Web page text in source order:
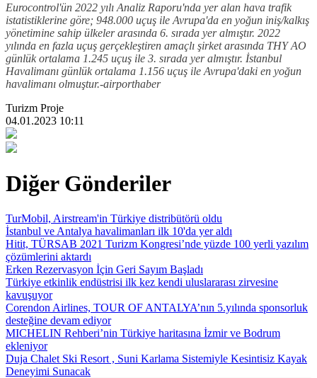
Eurocontrol'ün 2022 yılı Analiz Raporu'nda yer alan hava trafik
istatistiklerine göre; 948.000 uçuş ile Avrupa'da en yoğun iniş/kalkış
yönetimine sahip ülkeler arasında 6. sırada yer almıştır. 2022
yılında en fazla uçuş gerçekleştiren amaçlı şirket arasında THY AO
günlük ortalama 1.245 uçuş ile 3. sırada yer almıştır. İstanbul
Havalimanı günlük ortalama 1.156 uçuş ile Avrupa'daki en yoğun
havalimanı olmuştur.-airporthaber
Turizm Proje
04.01.2023 10:11
Diğer Gönderiler
TurMobil, Airstream'in Türkiye distribütörü oldu
İstanbul ve Antalya havalimanları ilk 10'da yer aldı
Hitit, TÜRSAB 2021 Turizm Kongresi’nde yüzde 100 yerli yazılım
çözümlerini aktardı
Erken Rezervasyon İçin Geri Sayım Başladı
Türkiye etkinlik endüstrisi ilk kez kendi uluslararası zirvesine
kavuşuyor
Corendon Airlines, TOUR OF ANTALYA’nın 5.yılında sponsorluk
desteğine devam ediyor
MICHELIN Rehberi’nin Türkiye haritasına İzmir ve Bodrum
ekleniyor
Duja Chalet Ski Resort , Suni Karlama Sistemiyle Kesintisiz Kayak
Deneyimi Sunacak